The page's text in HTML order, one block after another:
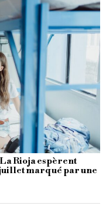
Rioja espèrent
marqué par une